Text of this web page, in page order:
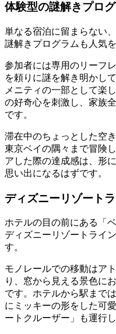
体験型の謎解きプロ
単なる宿泊に留まらない
謎解きプログラムも人気
参加者には専用のリーフ
を頼りに謎を解き明かし
メニティの一部として楽
の好奇心を刺激し、家族
です。
滞在中のちょっとした空
東京ベイの隅々まで冒険
アした際の達成感は、形
思い出になるはずです。
ディズニーリゾート
ホテルの目の前にある「
ディズニーリゾートライ
す。
モノレールでの移動はア
り、窓から見える景色に
です。ホテルから駅まで
にミッキーの形をした可
ートクルーザー」も運行し